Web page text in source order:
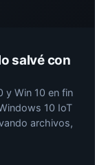
salvé con
y Win 10 en fin
10 IoT
archivos,